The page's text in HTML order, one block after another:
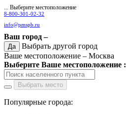
... Выберите местоположение
8-800-301-02-32
info@pmspb.ru
Ваш город –
Да
Выбрать другой город
Ваше местоположение – Москва
Выберите Ваше местоположение :
Выбрать место
Популярные города: